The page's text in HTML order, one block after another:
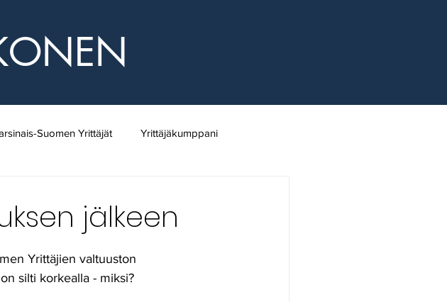
Suomen Yrittäjät Yrittäjäkumppani
jälkeen
Yrittäjien valtuuston
silti korkealla - miksi?